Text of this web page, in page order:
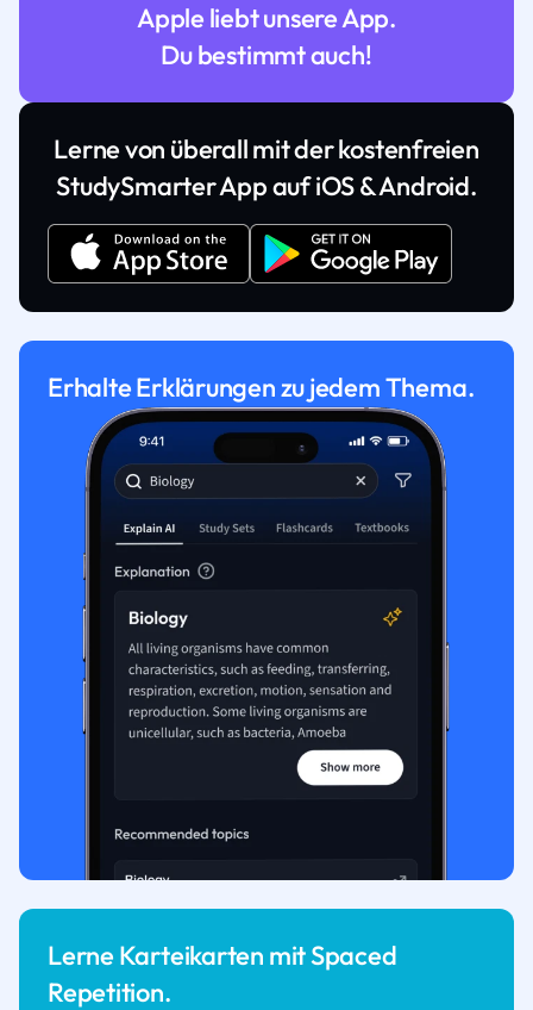
Apple liebt unsere App.
Du bestimmt auch!
Lerne von überall mit der kostenfreien
StudySmarter App auf iOS & Android.
Erhalte Erklärungen zu jedem Thema.
Lerne Karteikarten mit Spaced
Repetition.